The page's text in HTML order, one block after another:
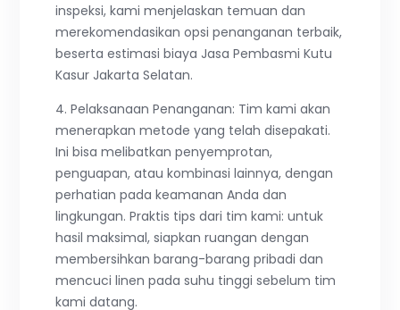
inspeksi, kami menjelaskan temuan dan
merekomendasikan opsi penanganan terbaik,
beserta estimasi biaya Jasa Pembasmi Kutu
Kasur Jakarta Selatan.
4. Pelaksanaan Penanganan: Tim kami akan
menerapkan metode yang telah disepakati.
Ini bisa melibatkan penyemprotan,
penguapan, atau kombinasi lainnya, dengan
perhatian pada keamanan Anda dan
lingkungan. Praktis tips dari tim kami: untuk
hasil maksimal, siapkan ruangan dengan
membersihkan barang-barang pribadi dan
mencuci linen pada suhu tinggi sebelum tim
kami datang.